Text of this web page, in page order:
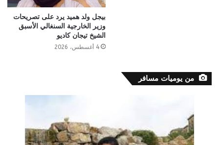
بيجل ولد هميد يرد على تصريحات
وزير الخارجية السنغالي الأسبق
الشيخ تيجان كاديو
4 أغسطس، 2026
من يوميات مسافر